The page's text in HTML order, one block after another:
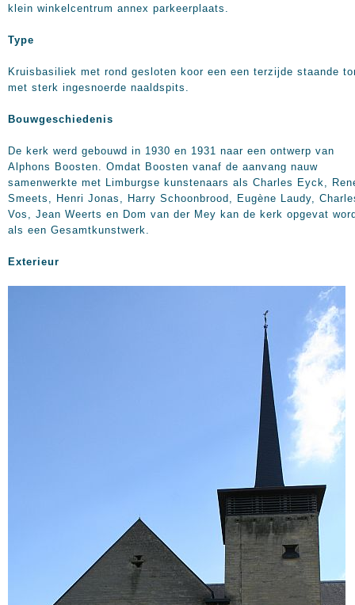
klein winkelcentrum annex parkeerplaats.
Type
Kruisbasiliek met rond gesloten koor een een terzijde staande
met sterk ingesnoerde naaldspits.
Bouwgeschiedenis
De kerk werd gebouwd in 1930 en 1931 naar een ontwerp van
Alphons Boosten. Omdat Boosten vanaf de aanvang nauw
samenwerkte met Limburgse kunstenaars als Charles Eyck,
Smeets, Henri Jonas, Harry Schoonbrood, Eugène Laudy,
Vos, Jean Weerts en Dom van der Mey kan de kerk opgevat
als een Gesamtkunstwerk.
Exterieur